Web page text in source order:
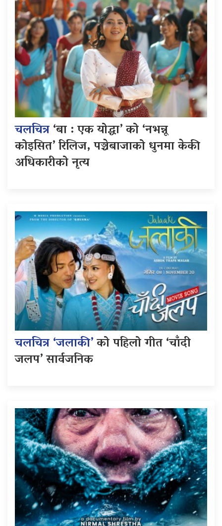
चलचित्र‘बा : एक योद्धा’ को ‘नभन्नू
कोइसित’ रिलिज, पञ्चेबाजाको धुनमा केकी
अधिकारीको नृत्य
चलचित्र ‘जलाकी’को पहिलो गीत ‘चाँदी
जलप’ सार्वजनिक